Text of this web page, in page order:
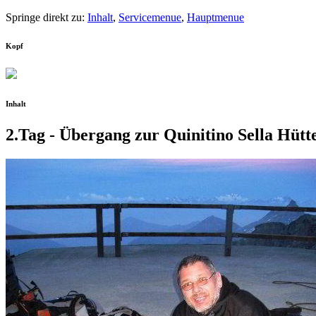
Springe direkt zu: Inhalt, Servicemenue, Hauptmenue
Kopf
Inhalt
2.Tag - Übergang zur Quinitino Sella